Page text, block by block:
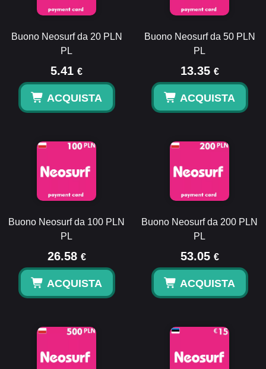
Buono Neosurf da 20 PLN
PL
5.41 €
ACQUISTA
Buono Neosurf da 50 PLN
PL
13.35 €
ACQUISTA
Buono Neosurf da 100 PLN
PL
26.58 €
ACQUISTA
Buono Neosurf da 200 PLN
PL
53.05 €
ACQUISTA